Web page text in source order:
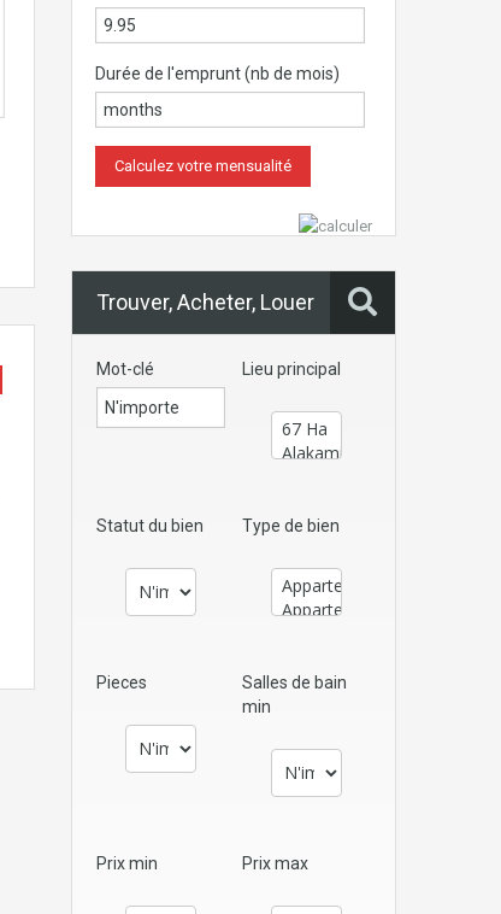
Durée de l'emprunt (nb de mois)
Trouver, Acheter, Louer
Mot-clé Lieu principal
Statut du bien Type de bien
Pieces
Salles de bain
min
Prix min Prix max